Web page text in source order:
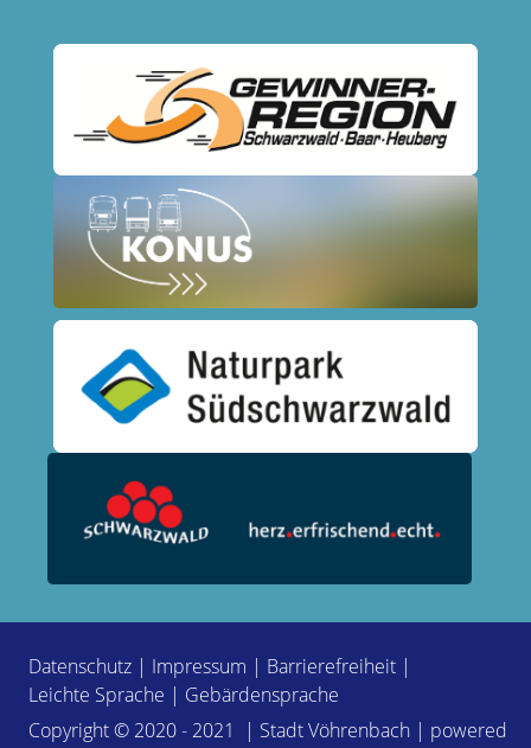
Datenschutz | Impressum | Barrierefreiheit |
Leichte Sprache | Gebärdensprache
Copyright © 2020 - 2021 | Stadt Vöhrenbach | powered